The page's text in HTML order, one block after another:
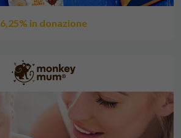
6,25% in donazione